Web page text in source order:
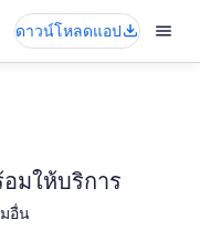
ดาวน์โหลดแอป
มให้บริการ
อื่น